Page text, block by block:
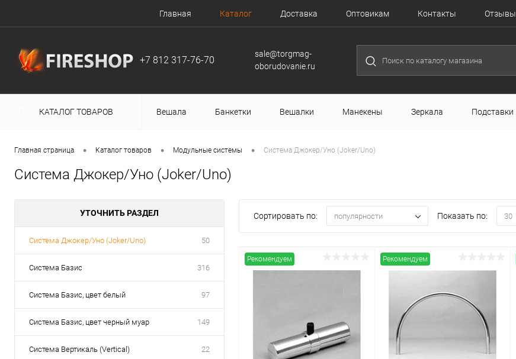
Главная Каталог Доставка Оптовикам Контакты Отзывы
+7 812 317-76-70
sale@torgmag-
oborudovanie.ru
КАТАЛОГ ТОВАРОВ Вешала Банкетки Вешалки Манекены Зеркала Подставки
Главная страница • Каталог товаров • Модульные системы • Система Джокер/Уно (Joker/Uno)
Система Джокер/Уно (Joker/Uno)
УТОЧНИТЬ РАЗДЕЛ
Система Джокер/Уно (Joker/Uno) 50
Система Базис 316
Система Базис, цвет белый 97
Система Базис, цвет черный муар 149
Система Вертикаль (Vertical) 22
Сортировать по: популярности Показать по: 30
Рекомендуем Рекомендуем